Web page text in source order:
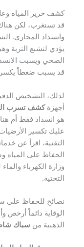
كشف خرير المياه
قد تستغرب، لكن
وانسداد المجاري.
يؤدي لتشبع التربة
الصحي ويسبب
قد يسبب ضغطاً
لذلك، التشخيص
أجهزةكشف تسرب
هو انسداد فقط أم
عليك تكسير
التقنية، اقرأ عن
الحفاظ على
وزارة الكهرباء
التحتية.
نصائح للحفاظ على
الوقاية دائماً أرخص
الذهبية من سباك